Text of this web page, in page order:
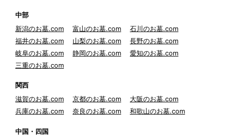
中部
新潟のお墓.com
富山のお墓.com
石川のお墓.com
福井のお墓.com
山梨のお墓.com
長野のお墓.com
岐阜のお墓.com
静岡のお墓.com
愛知のお墓.com
三重のお墓.com
関西
滋賀のお墓.com
京都のお墓.com
大阪のお墓.com
兵庫のお墓.com
奈良のお墓.com 和歌山のお墓.com
中国・四国